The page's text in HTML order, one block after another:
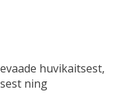
huvikaitsest,
ning